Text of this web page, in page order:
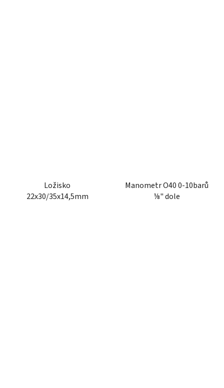
Ložisko
22x30/35x14,5mm
Manometr O40 0-10barů
⅛" dole